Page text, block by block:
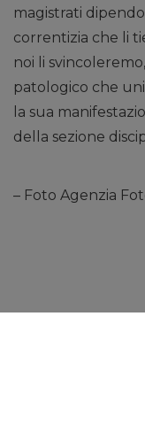
magistrati
correntizia che li
noi li
patologico che
la sua
della sezione
– Foto Agenzia